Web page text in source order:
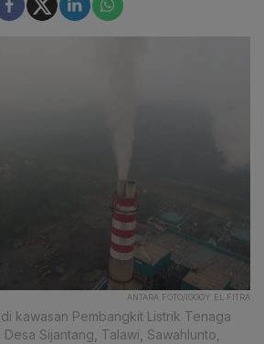
ANTARA FOTO/IGGOY EL FITRA
kawasan Pembangkit Listrik Tenaga
Sijantang, Talawi, Sawahlunto,